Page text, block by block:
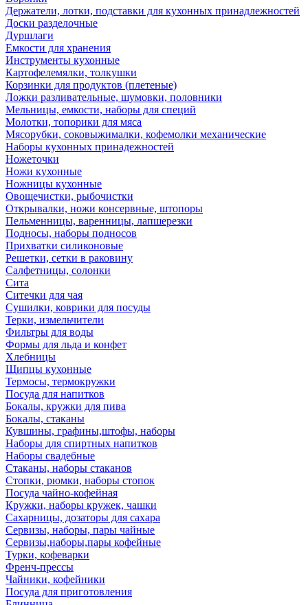
Держатели, лотки, подставки для кухонных принадлежностей
Доски разделочные
Дуршлаги
Емкости для хранения
Инструменты кухонные
Картофелемялки, толкушки
Корзинки для продуктов (плетеные)
Ложки разливательные, шумовки, половники
Мельницы, емкости, наборы для специй
Молотки, топорики для мяса
Мясорубки, соковыжималки, кофемолки механические
Наборы кухонных принадежностей
Ножеточки
Ножи кухонные
Ножницы кухонные
Овощечистки, рыбочистки
Открывалки, ножи консервные, штопоры
Пельменницы, варенницы, лапшерезки
Подносы, наборы подносов
Прихватки силиконовые
Решетки, сетки в раковину
Салфетницы, солонки
Сита
Ситечки для чая
Сушилки, коврики для посуды
Терки, измельчители
Фильтры для воды
Формы для льда и конфет
Хлебницы
Щипцы кухонные
Термосы, термокружки
Посуда для напитков
Бокалы, кружки для пива
Бокалы, стаканы
Кувшины, графины,штофы, наборы
Наборы для спиртных напитков
Наборы свадебные
Стаканы, наборы стаканов
Стопки, рюмки, наборы стопок
Посуда чайно-кофейная
Кружки, наборы кружек, чашки
Сахарницы, дозаторы для сахара
Сервизы, наборы, пары чайные
Сервизы,наборы,пары кофейные
Турки, кофеварки
Френч-прессы
Чайники, кофейники
Посуда для приготовления